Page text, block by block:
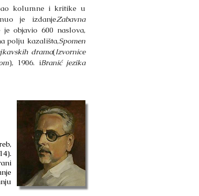
kolumne i kritike u
je izdanjeZabavna
objavio 600 naslova,
polju kazališta,Spomen
drama(Izvornice
), 1906. iBranić jezika